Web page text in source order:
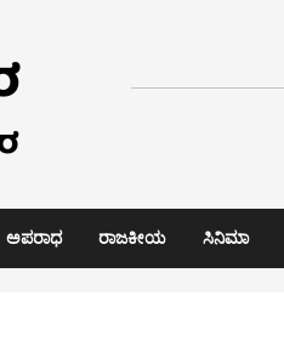
ಅಪರಾಧ ರಾಜಕೀಯ ಸಿನಿಮಾ